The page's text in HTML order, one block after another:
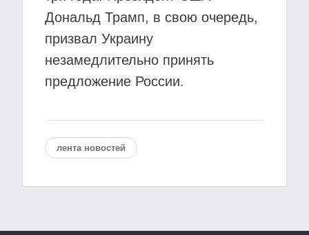
Дональд Трамп, в свою очередь,
призвал Украину
незамедлительно принять
предложение России.
лента новостей